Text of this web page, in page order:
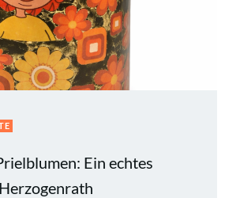
Ein echtes